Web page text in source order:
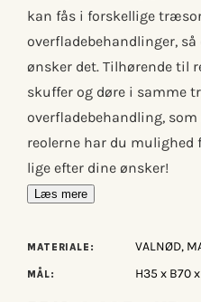
kan fås i forskellige
overfladebehandlinger,
ønsker det. Tilhørende til
skuffer og døre i samme
overfladebehandling, som
reolerne har du mulighed
lige efter dine ønsker!
Læs mere
MATERIALE: VALNØD,
MÅL: H35 x B70